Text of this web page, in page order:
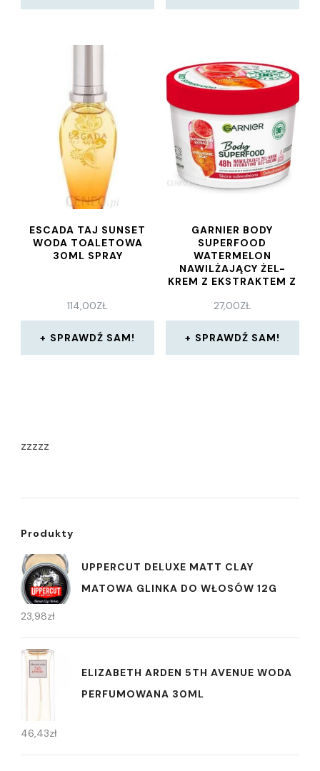
ESCADA TAJ SUNSET
WODA TOALETOWA
30ML SPRAY
114,00ZŁ
SPRAWDŹ SAM!
GARNIER BODY
SUPERFOOD
WATERMELON
NAWILŻAJĄCY ŻEL-
KREM Z EKSTRAKTEM Z
HIALURONOWYM 380
ML
27,00ZŁ
SPRAWDŹ SAM!
zzzzz
Produkty
UPPERCUT DELUXE MATT CLAY
MATOWA GLINKA DO WŁOSÓW 12G
23,98zł
ELIZABETH ARDEN 5TH AVENUE WODA
PERFUMOWANA 30ML
46,43zł